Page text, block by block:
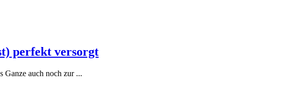
perfekt versorgt
Ganze auch noch zur ...